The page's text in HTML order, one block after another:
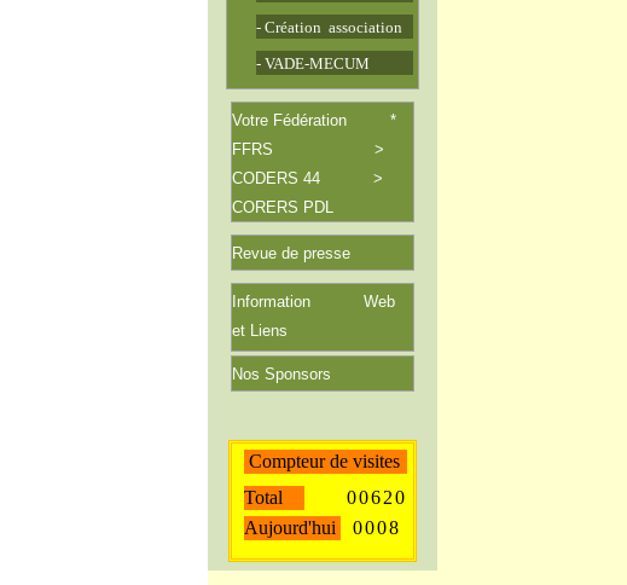
Compteur de visites
00620
Total
0008
Aujourd'hui
Nos Sponsors
- VADE-MECUM
- Création association
Votre Fédération *
FFRS >
CODERS 44 >
CORERS PDL
Information Web
et Liens
Revue de presse